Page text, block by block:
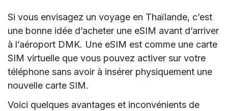
Si vous envisagez un voyage en Thaïlande, c’est
une bonne idée d’acheter une eSIM avant d’arriver
à l’aéroport DMK. Une eSIM est comme une carte
SIM virtuelle que vous pouvez activer sur votre
téléphone sans avoir à insérer physiquement une
nouvelle carte SIM.
Voici quelques avantages et inconvénients de